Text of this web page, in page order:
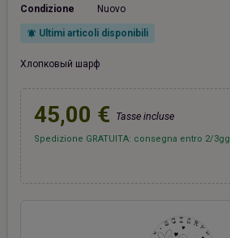
Condizione Nuovo
notifications_active Ultimi articoli disponibili
Хлопковый шарф
45,00 € Tasse incluse
Spedizione GRATUITA: consegna entro 2/3gg